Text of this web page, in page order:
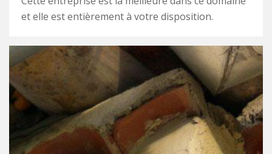
et elle est entièrement à votre disposition.